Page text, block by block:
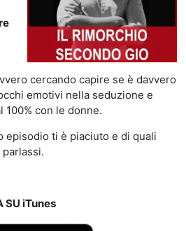
cercando capire se è davvero
emotivi nella seduzione e
100% con le donne.
episodio ti è piaciuto e di quali
SU iTunes